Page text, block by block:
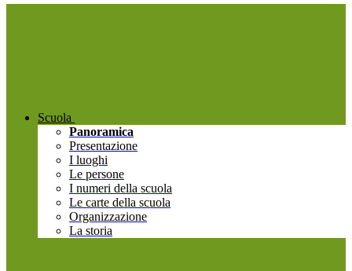
Scuola
Panoramica
Presentazione
I luoghi
Le persone
I numeri della scuola
Le carte della scuola
Organizzazione
La storia